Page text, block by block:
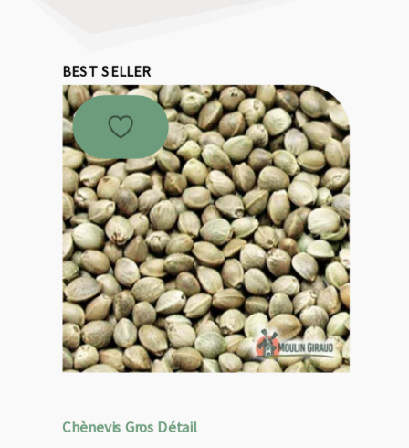
BEST SELLER
Chènevis Gros Détail